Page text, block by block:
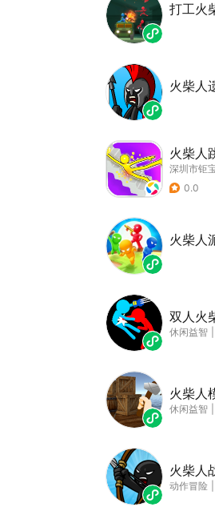
打工火
火柴人
火柴人
深圳市钜
0.0
火柴人
双人火
休闲益智
火柴人
休闲益智
火柴人
动作冒险